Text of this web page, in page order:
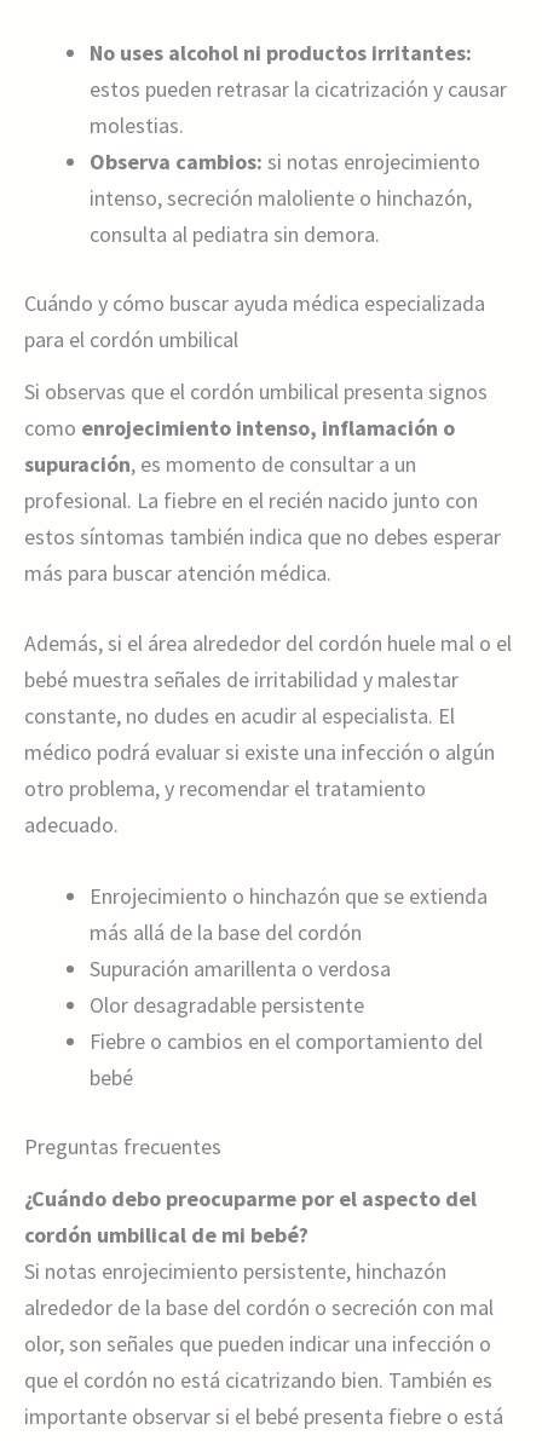
No uses alcohol ni productos irritantes:
estos pueden retrasar la cicatrización y causar
molestias.
Observa cambios: si notas enrojecimiento
intenso, secreción maloliente o hinchazón,
consulta al pediatra sin demora.
Cuándo y cómo buscar ayuda médica especializada
para el cordón umbilical
Si observas que el cordón umbilical presenta signos
como enrojecimiento intenso, inflamación o
supuración, es momento de consultar a un
profesional. La fiebre en el recién nacido junto con
estos síntomas también indica que no debes esperar
más para buscar atención médica.
Además, si el área alrededor del cordón huele mal o el
bebé muestra señales de irritabilidad y malestar
constante, no dudes en acudir al especialista. El
médico podrá evaluar si existe una infección o algún
otro problema, y recomendar el tratamiento
adecuado.
Enrojecimiento o hinchazón que se extienda
más allá de la base del cordón
Supuración amarillenta o verdosa
Olor desagradable persistente
Fiebre o cambios en el comportamiento del
bebé
Preguntas frecuentes
¿Cuándo debo preocuparme por el aspecto del
cordón umbilical de mi bebé?
Si notas enrojecimiento persistente, hinchazón
alrededor de la base del cordón o secreción con mal
olor, son señales que pueden indicar una infección o
que el cordón no está cicatrizando bien. También es
importante observar si el bebé presenta fiebre o está